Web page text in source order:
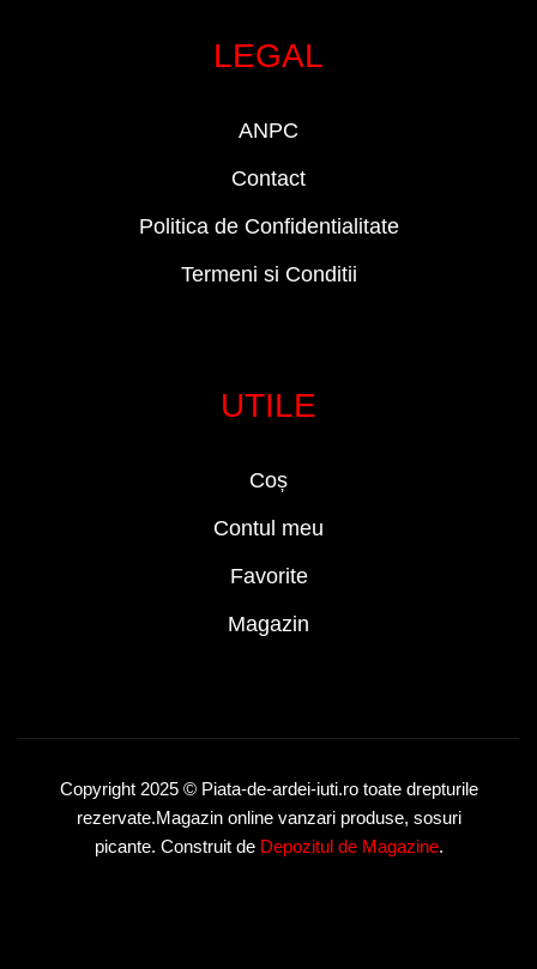
LEGAL
ANPC
Contact
Politica de Confidentialitate
Termeni si Conditii
UTILE
Coș
Contul meu
Favorite
Magazin
Copyright 2025 © Piata-de-ardei-iuti.ro toate drepturile
rezervate.Magazin online vanzari produse, sosuri
picante. Construit de Depozitul de Magazine.